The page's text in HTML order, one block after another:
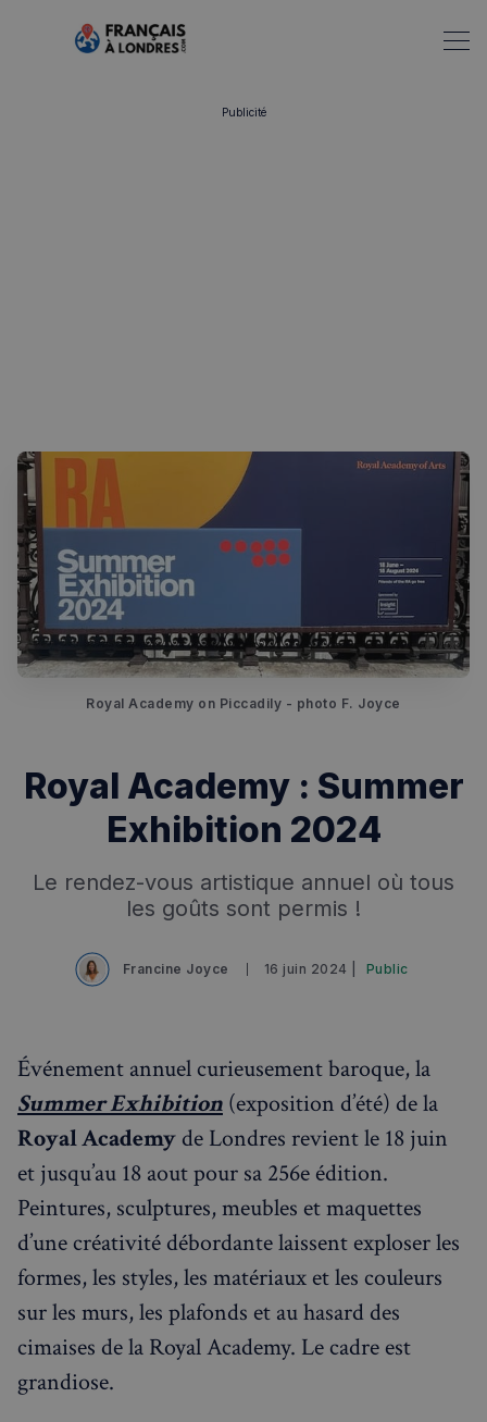
Publicité
Royal Academy on Piccadily - photo F. Joyce
Royal Academy : Summer
Exhibition 2024
Le rendez-vous artistique annuel où tous
les goûts sont permis !
Francine Joyce 16 juin 2024 | Public
Événement annuel curieusement baroque, la
Summer Exhibition (exposition d’été) de la
Royal Academy de Londres revient le 18 juin
et jusqu’au 18 aout pour sa 256e édition.
Peintures, sculptures, meubles et maquettes
d’une créativité débordante laissent exploser les
formes, les styles, les matériaux et les couleurs
sur les murs, les plafonds et au hasard des
cimaises de la Royal Academy. Le cadre est
grandiose.